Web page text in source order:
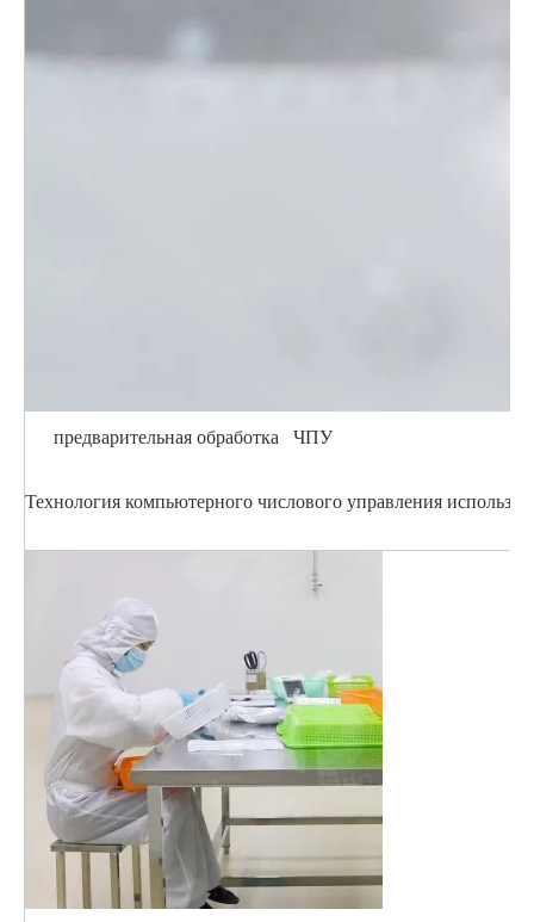
предварительная обработка ЧПУ
Технология компьютерного числового управления